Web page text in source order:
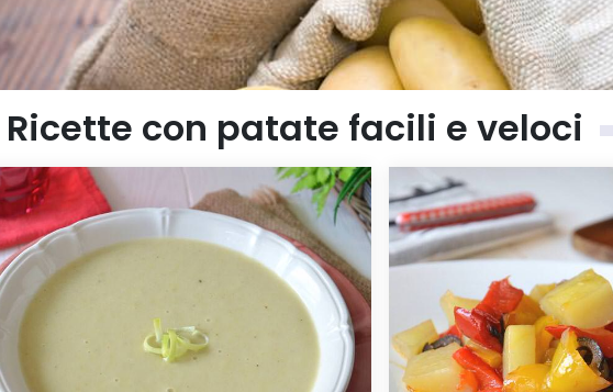
Ricette con patate facili e veloci